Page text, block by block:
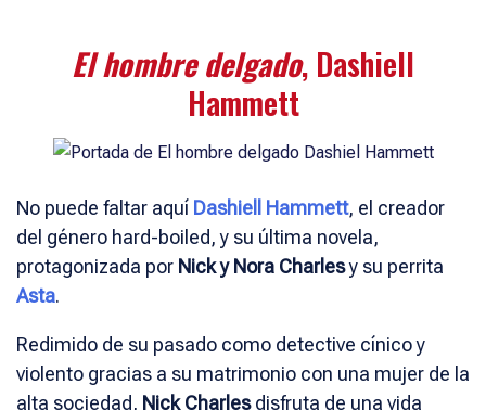
El hombre delgado, Dashiell
Hammett
No puede faltar aquí Dashiell Hammett, el creador
del género hard-boiled, y su última novela,
protagonizada por Nick y Nora Charlesy su perrita
Asta.
Redimido de su pasado como detective cínico y
violento gracias a su matrimonio con una mujer de la
alta sociedad, Nick Charlesdisfruta de una vida